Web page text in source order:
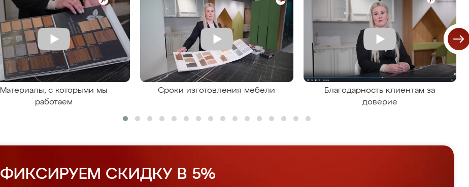
Материалы, с которыми мы
работаем
Сроки изготовления мебели
Благодарность клиентам за
доверие
ФИКСИРУЕМ СКИДКУ В 5%